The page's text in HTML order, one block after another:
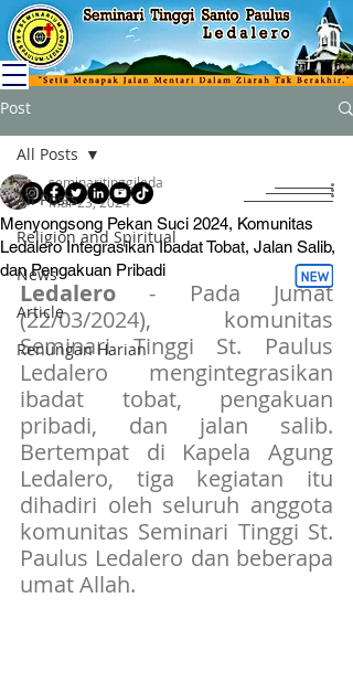
Post
All Posts
Religion and Spiritual
News
Article
Renungan Harian
All Posts
Menyongsong Pekan Suci 2024, Komunitas
Ledalero Integrasikan Ibadat Tobat, Jalan Salib,
dan Pengakuan Pribadi
seminaritinggileda
Mar 23, 2024
Ledalero - Pada Jumat
(22/03/2024), komunitas
Seminari Tinggi St. Paulus
Ledalero mengintegrasikan
ibadat tobat, pengakuan
pribadi, dan jalan salib.
Bertempat di Kapela Agung
Ledalero, tiga kegiatan itu
dihadiri oleh seluruh anggota
komunitas Seminari Tinggi St.
Paulus Ledalero dan beberapa
umat Allah.